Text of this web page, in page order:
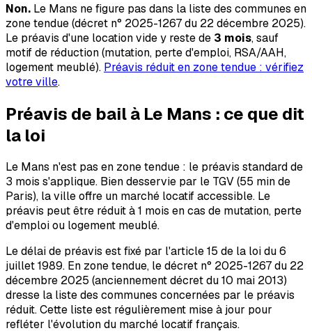
Non. Le Mans ne figure pas dans la liste des communes en
zone tendue (décret n° 2025-1267 du 22 décembre 2025).
Le préavis d'une location vide y reste de 3 mois, sauf
motif de réduction (mutation, perte d'emploi, RSA/AAH,
logement meublé). Préavis réduit en zone tendue : vérifiez
votre ville.
Préavis de bail à Le Mans : ce que dit
la loi
Le Mans n'est pas en zone tendue : le préavis standard de
3 mois s'applique. Bien desservie par le TGV (55 min de
Paris), la ville offre un marché locatif accessible. Le
préavis peut être réduit à 1 mois en cas de mutation, perte
d'emploi ou logement meublé.
Le délai de préavis est fixé par l'article 15 de la loi du 6
juillet 1989. En zone tendue, le décret n° 2025-1267 du 22
décembre 2025 (anciennement décret du 10 mai 2013)
dresse la liste des communes concernées par le préavis
réduit. Cette liste est régulièrement mise à jour pour
refléter l'évolution du marché locatif français.